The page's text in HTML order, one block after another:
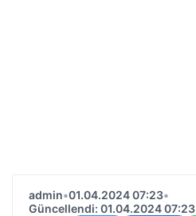
admin•01.04.2024 07:23•
Güncellendi: 01.04.2024 07:23